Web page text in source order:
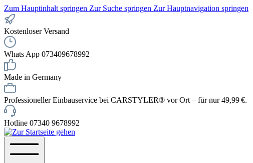
Zum Hauptinhalt springen Zur Suche springen Zur Hauptnavigation springen
Kostenloser Versand
Whats App 073409678992
Made in Germany
Professioneller Einbauservice bei CARSTYLER® vor Ort – für nur 49,99 €.
Hotline 07340 9678992